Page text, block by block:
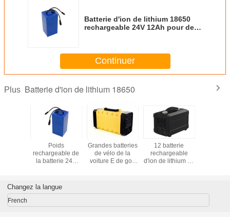
Batterie d'ion de lithium 18650
rechargeable 24V 12Ah pour des
Continuer
Plus Batterie d'ion de lithium 18650
Poids
rechargeable de
la batterie 24V
Portable 18650
Grandes batteries
de vélo de la
voiture E de golf
12V 30Ah
12 batterie
rechargeable
d'ion de lithium de
d'Eco
Changez la langue
French